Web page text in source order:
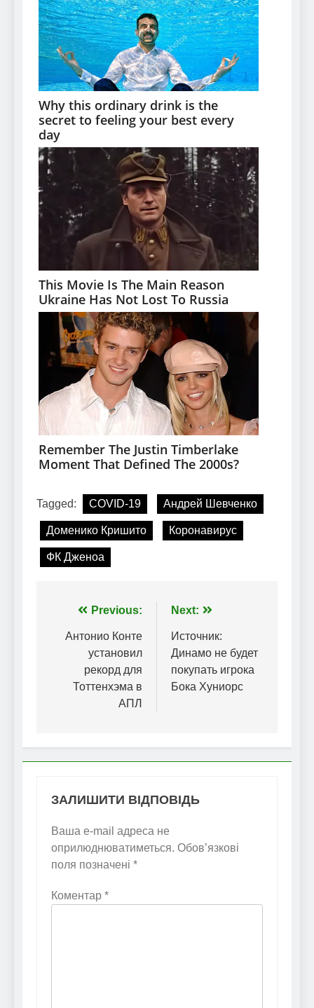
Tagged: COVID-19 Андрей Шевченко
Доменико Кришито Коронавирус
ФК Дженоа
Навігація
записів
Previous:
Антонио Конте
установил
рекорд для
Тоттенхэма в
АПЛ
Next:
Источник:
Динамо не будет
покупать игрока
Бока Хуниорс
ЗАЛИШИТИ ВІДПОВІДЬ
Ваша e-mail адреса не
оприлюднюватиметься. Обов’язкові
поля позначені *
Коментар *